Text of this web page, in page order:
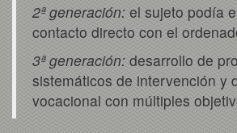
2ª generación: el sujeto podía
contacto directo con el
3ª generación: desarrollo de
sistemáticos de intervención y
vocacional con múltiples